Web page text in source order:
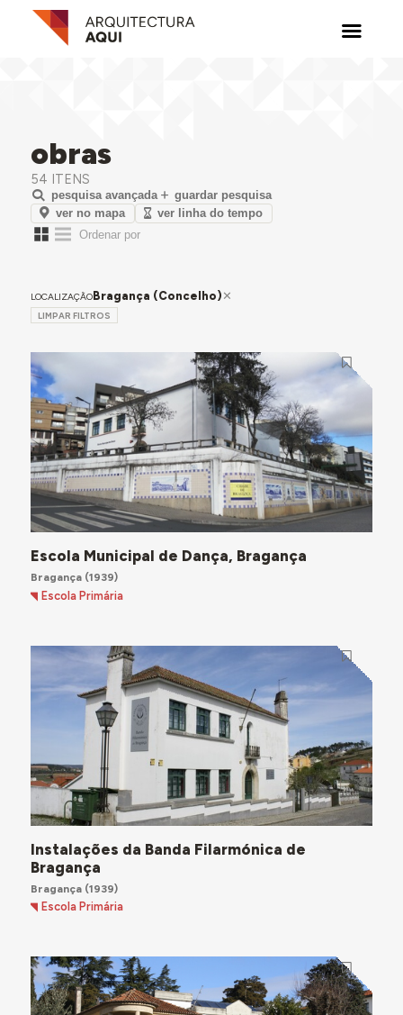
obras
54 ITENS
pesquisa avançada
guardar pesquisa
ver no mapa
ver linha do tempo
LOCALIZAÇÃOBragança (Concelho)
LIMPAR FILTROS
Escola Municipal de Dança, Bragança
Bragança(1939)
Escola Primária
Instalações da Banda Filarmónica de
Bragança
Bragança(1939)
Escola Primária